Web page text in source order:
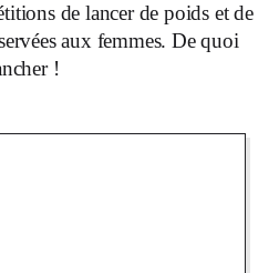
de lancer de poids et de
aux femmes. De quoi
!